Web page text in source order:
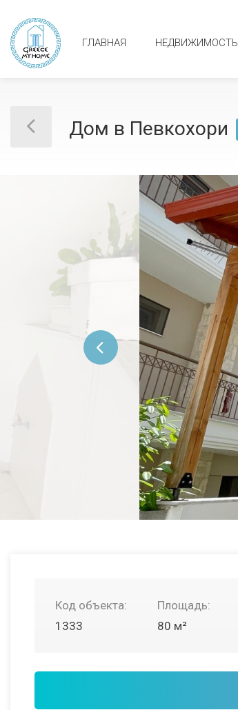
ГЛАВНАЯ НЕДВИЖИМОСТЬ
Дом в Певкохори
Код объекта:
1333
Площадь:
80 м²